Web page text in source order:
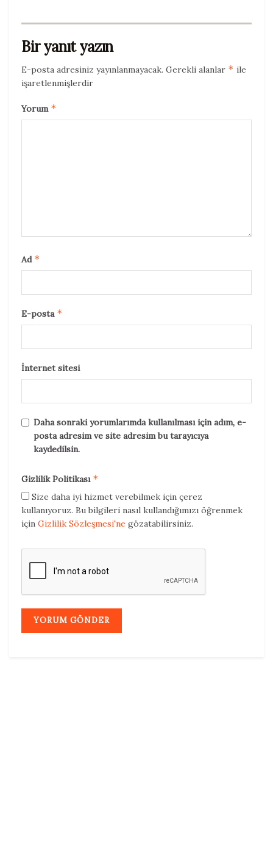
Bir yanıt yazın
E-posta adresiniz yayınlanmayacak. Gerekli alanlar * ile
işaretlenmişlerdir
Yorum *
Ad *
E-posta *
İnternet sitesi
Daha sonraki yorumlarımda kullanılması için adım, e-
posta adresim ve site adresim bu tarayıcıya
kaydedilsin.
Gizlilik Politikası *
Size daha iyi hizmet verebilmek için çerez
kullanıyoruz. Bu bilgileri nasıl kullandığımızı öğrenmek
için Gizlilik Sözleşmesi'ne gözatabilirsiniz.